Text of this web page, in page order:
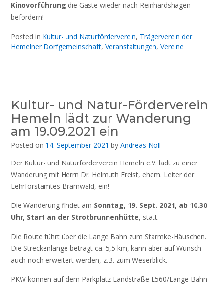
Kinovorführung die Gäste wieder nach Reinhardshagen
befördern!
Posted in Kultur- und Naturförderverein, Trägerverein der
Hemelner Dorfgemeinschaft, Veranstaltungen, Vereine
Kultur- und Natur-Förderverein
Hemeln lädt zur Wanderung
am 19.09.2021 ein
Posted on 14. September 2021 by Andreas Noll
Der Kultur- und Naturförderverein Hemeln e.V. lädt zu einer
Wanderung mit Herrn Dr. Helmuth Freist, ehem. Leiter der
Lehrforstamtes Bramwald, ein!
Die Wanderung findet am Sonntag, 19. Sept. 2021, ab 10.30
Uhr, Start an der Strotbrunnenhütte, statt.
Die Route führt über die Lange Bahn zum Starmke-Häuschen.
Die Streckenlänge beträgt ca. 5,5 km, kann aber auf Wunsch
auch noch erweitert werden, z.B. zum Weserblick.
PKW können auf dem Parkplatz Landstraße L560/Lange Bahn